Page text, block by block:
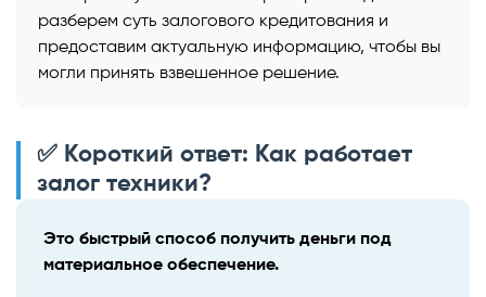
разберем суть залогового кредитования и
предоставим актуальную информацию, чтобы вы
могли принять взвешенное решение.
✅ Короткий ответ: Как работает
залог техники?
Это быстрый способ получить деньги под
материальное обеспечение.